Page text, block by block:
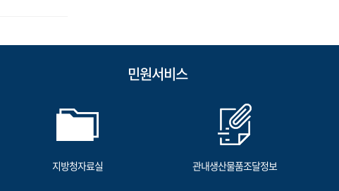
민원서비스
지방청자료실 관내생산물품조달정보